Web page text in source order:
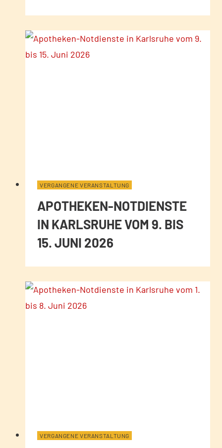
VERGANGENE VERANSTALTUNG
APOTHEKEN-NOTDIENSTE
IN KARLSRUHE VOM 9. BIS
15. JUNI 2026
VERGANGENE VERANSTALTUNG